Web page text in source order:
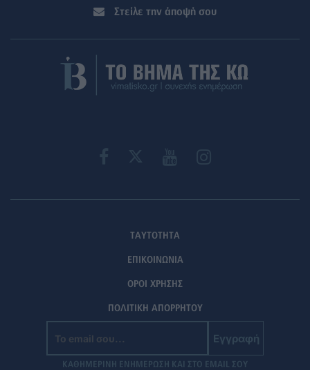
Στείλε την άποψή σου
ΤΑΥΤΟΤΗΤΑ
ΕΠΙΚΟΙΝΩΝΙΑ
ΟΡΟΙ ΧΡΗΣΗΣ
ΠΟΛΙΤΙΚΗ ΑΠΟΡΡΗΤΟΥ
Εγγραφή
ΚΑΘΗΜΕΡΙΝΗ ΕΝΗΜΕΡΩΣΗ ΚΑΙ ΣΤΟ EMAIL ΣΟΥ